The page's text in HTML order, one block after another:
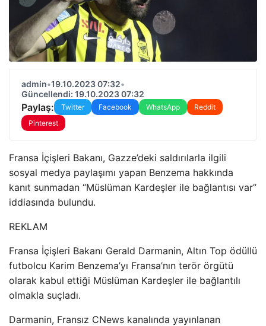
admin•19.10.2023 07:32•
Güncellendi: 19.10.2023 07:32
Paylaş: Twitter Facebook WhatsApp
Reddit
Pinterest
Fransa İçişleri Bakanı, Gazze’deki saldırılarla ilgili
sosyal medya paylaşımı yapan Benzema hakkında
kanıt sunmadan “Müslüman Kardeşler ile bağlantısı var”
iddiasında bulundu.
REKLAM
Fransa İçişleri Bakanı Gerald Darmanin, Altın Top ödüllü
futbolcu Karim Benzema’yı Fransa’nın terör örgütü
olarak kabul ettiği Müslüman Kardeşler ile bağlantılı
olmakla suçladı.
Darmanin, Fransız CNews kanalında yayınlanan